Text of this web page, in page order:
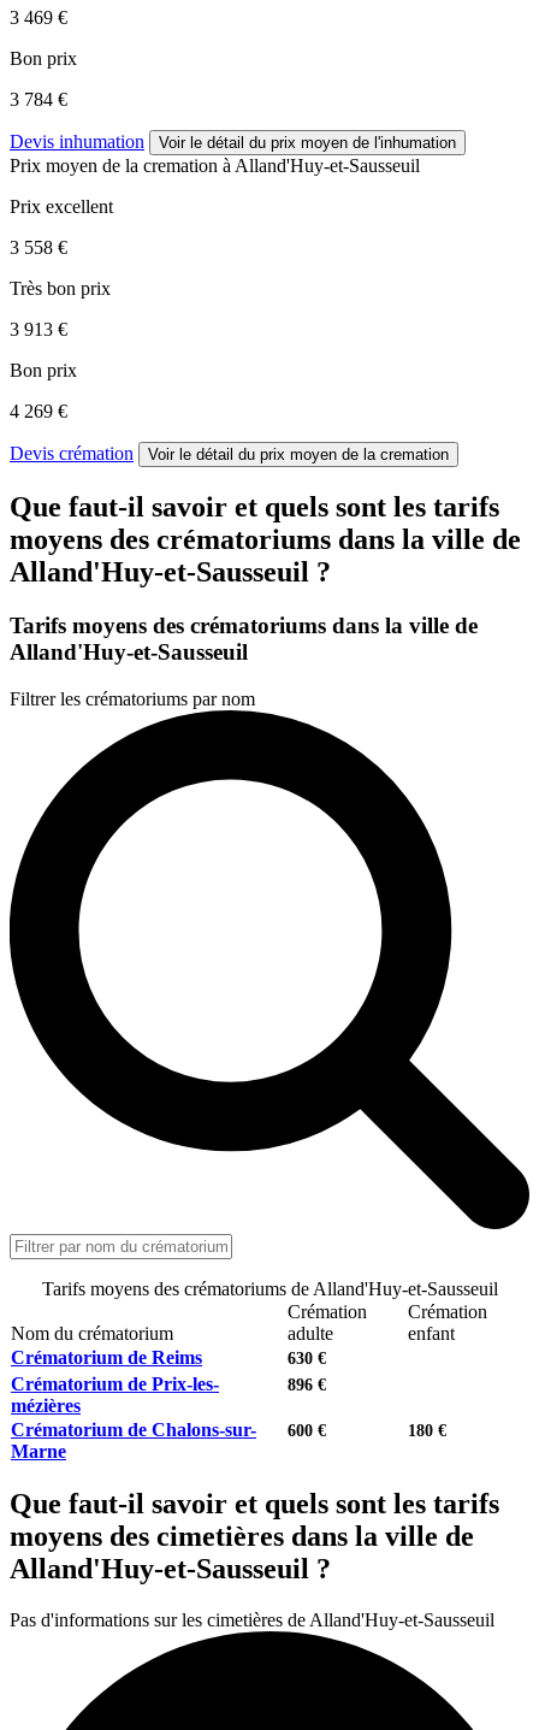
3 469 €
Bon prix
3 784 €
Devis inhumation Voir le détail du prix moyen de l'inhumation
Prix moyen de la cremation à Alland'Huy-et-Sausseuil
Prix excellent
3 558 €
Très bon prix
3 913 €
Bon prix
4 269 €
Devis crémation Voir le détail du prix moyen de la cremation
Que faut-il savoir et quels sont les tarifs
moyens des crématoriums dans la ville de
Alland'Huy-et-Sausseuil ?
Tarifs moyens des crématoriums dans la ville de
Alland'Huy-et-Sausseuil
Filtrer les crématoriums par nom
Tarifs moyens des crématoriums de Alland'Huy-et-Sausseuil
Nom du crématorium
Crémation
adulte
Crémation
enfant
Crématorium de Reims
630 €
Crématorium de Prix-les-
mézières
896 €
Crématorium de Chalons-sur-
Marne
600 € 180 €
Que faut-il savoir et quels sont les tarifs
moyens des cimetières dans la ville de
Alland'Huy-et-Sausseuil ?
Pas d'informations sur les cimetières de Alland'Huy-et-Sausseuil